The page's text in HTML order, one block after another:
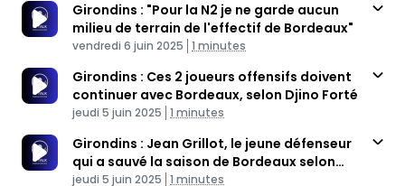
Girondins : "Pour la N2 je ne garde aucun
milieu de terrain de l'effectif de Bordeaux"
Published At
vendredi 6 juin 2025 Time
1 minutes
Girondins : Ces 2 joueurs offensifs doivent
continuer avec Bordeaux, selon Djino Forté
Published At
jeudi 5 juin 2025 Time
1 minutes
Girondins : Jean Grillot, le jeune défenseur
qui a sauvé la saison de Bordeaux selon
Jonathan D'Agostino
Published At
jeudi 5 juin 2025 Time
1 minutes